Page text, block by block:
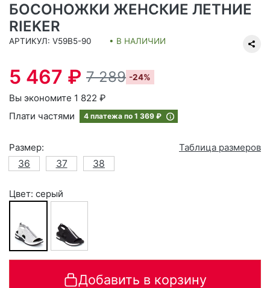
БОСОНОЖКИ ЖЕНСКИЕ ЛЕТНИЕ
RIEKER
АРТИКУЛ: V59B5-90 • В НАЛИЧИИ
5 467 ₽ 7 289 -24%
Вы экономите 1 822 ₽
Плати частями
4 платежа по 1 369 ₽
Размер:
Таблица размеров
36
37 38
Цвет: серый
Добавить в корзину